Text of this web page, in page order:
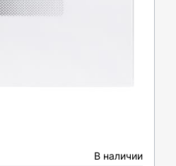
В наличии